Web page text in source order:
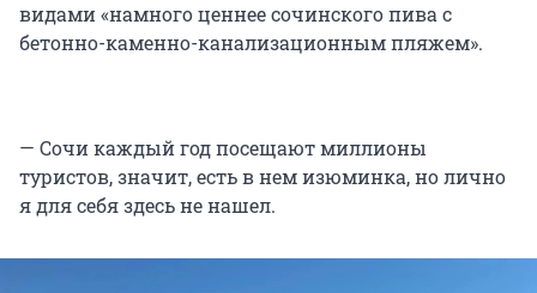
видами «намного ценнее сочинского пива с
бетонно-каменно-канализационным пляжем».
— Сочи каждый год посещают миллионы
туристов, значит, есть в нем изюминка, но лично
я для себя здесь не нашел.